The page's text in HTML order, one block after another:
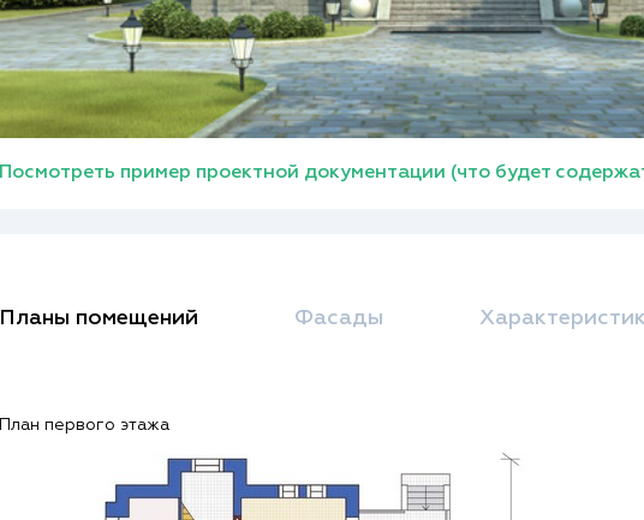
Посмотреть пример проектной документации (что будет
Планы помещений Фасады
План первого этажа